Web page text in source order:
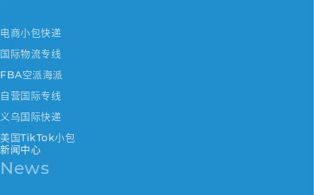
电商小包快递
国际物流专线
FBA空派海派
自营国际专线
义乌国际快递
美国TikTok小包
新闻中心
News